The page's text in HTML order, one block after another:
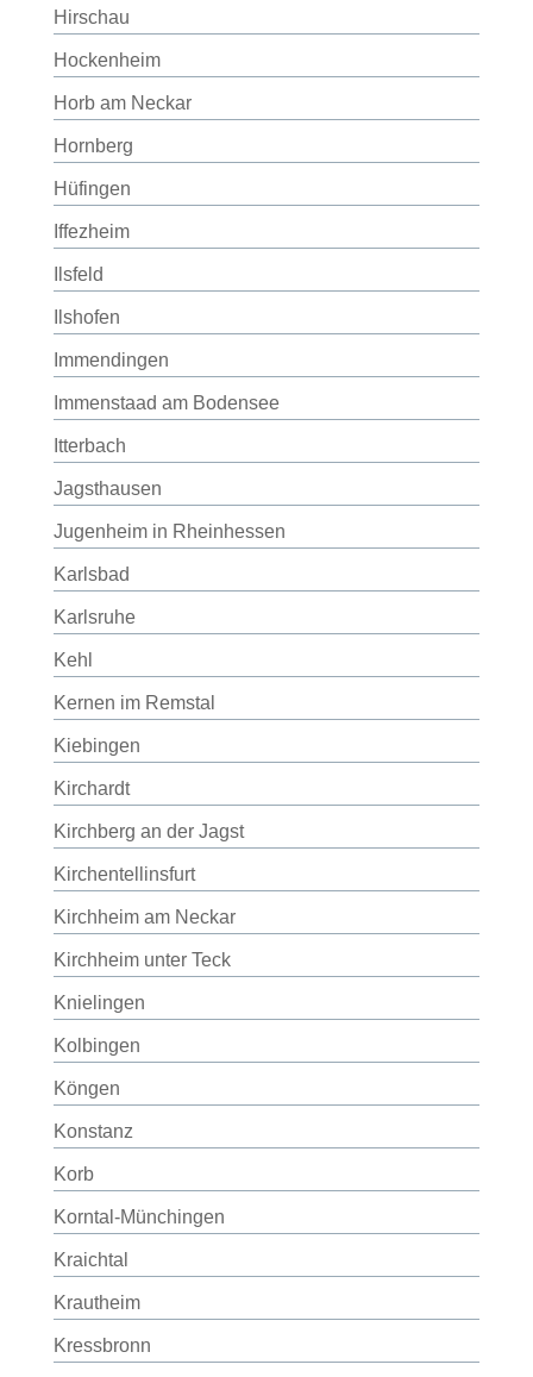
Hirschau
Hockenheim
Horb am Neckar
Hornberg
Hüfingen
Iffezheim
Ilsfeld
Ilshofen
Immendingen
Immenstaad am Bodensee
Itterbach
Jagsthausen
Jugenheim in Rheinhessen
Karlsbad
Karlsruhe
Kehl
Kernen im Remstal
Kiebingen
Kirchardt
Kirchberg an der Jagst
Kirchentellinsfurt
Kirchheim am Neckar
Kirchheim unter Teck
Knielingen
Kolbingen
Köngen
Konstanz
Korb
Korntal-Münchingen
Kraichtal
Krautheim
Kressbronn